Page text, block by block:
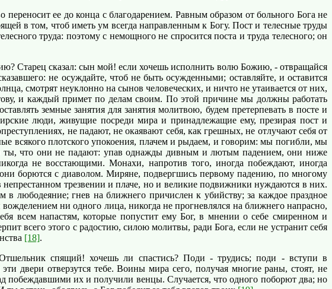
ее до конца с благодарением. Равным образом от больного Бога не
в том, чтоб иметь ум всегда направленным к Богу. Пост и телесные труды
труда: поэтому с немощного не спросится поста и труда телесного; он
Старец сказал: сын мой! если хочешь исполнить волю Божию, - отвращайся
не осуждайте, чтоб не быть осужденными; оставляйте, и оставится
смотрят неуклонно на сынов человеческих, и ничто не утаивается от них,
и каждый примет по делам своим. По этой причине мы должны работать
земные занятия для занятия молитвою, будем претерпевать в посте и
люди, живущие посреди мира и принадлежащие ему, презирая пост и
не падают, не окаявают себя, как грешных, не отлучают себя от
всякого плотского упокоения, плачем и рыдаем, и говорим: мы погибли, мы
ты, что они не падают: упав однажды дивным и лютым падением, они ниже
не восстающими. Монахи, напротив того, иногда побеждают, иногда
борются с диаволом. Миряне, подвергшись первому падению, по многому
трезвении и плаче, но и великие подвижники нуждаются в них.
любодеяние; гнев на ближнего причислен к убийству; за каждое праздное
ни одного лица, никогда не прогневлялся на ближнего напрасно,
всем напастям, которые попустит ему Бог, в мнении о себе смиренном и
всего этого с радостию, силою молитвы, ради Бога, если не устранит себя
[18].
спящий! хочешь ли спастись? Поди - трудись; поди - вступи в
двери отверзутся тебе. Воины мира сего, получая многие раны, стоят, не
побеждавшими их и получили венцы. Случается, что одного поборют два; но